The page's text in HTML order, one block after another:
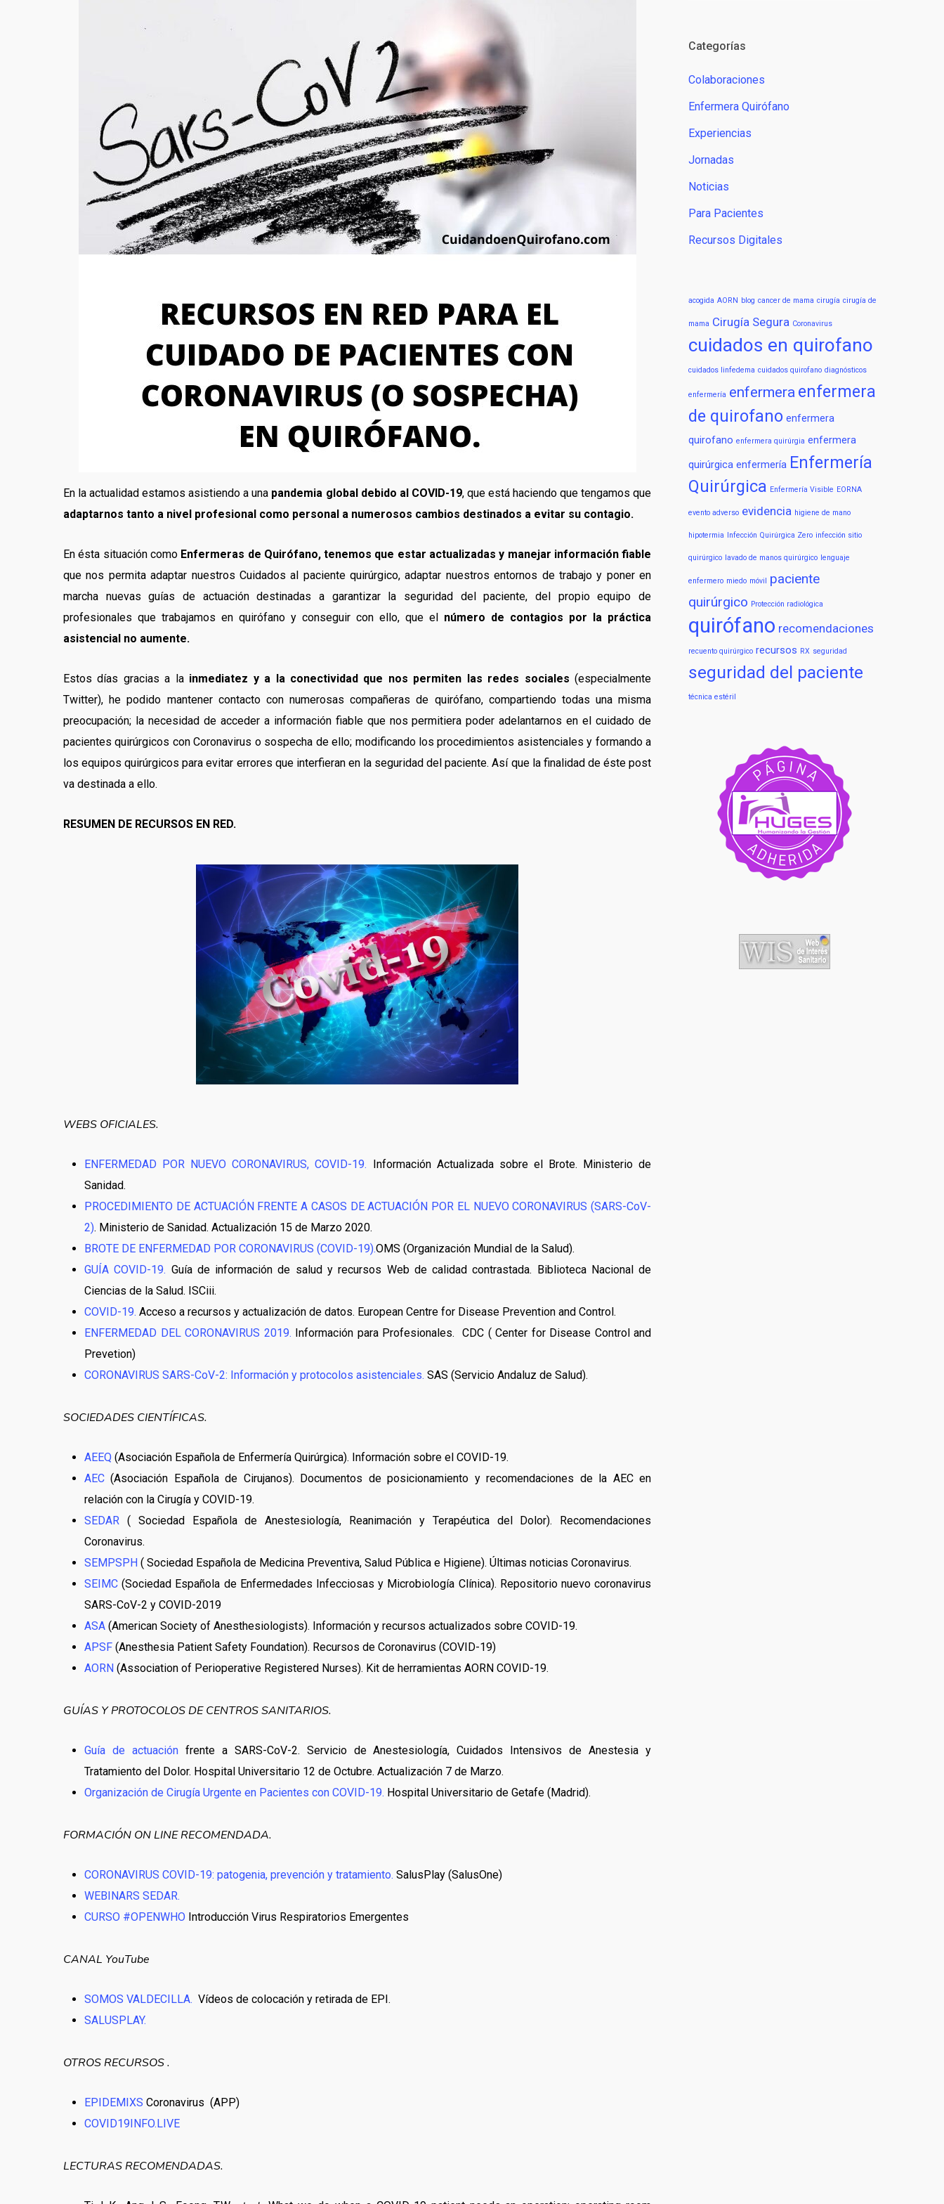
En la actualidad estamos asistiendo a una pandemia global debido al COVID-19, que está haciendo que tengamos que
adaptarnos tanto a nivel profesional como personal a numerosos cambios destinados a evitar su contagio.
En ésta situación como Enfermeras de Quirófano, tenemos que estar actualizadas y manejar información fiable
que nos permita adaptar nuestros Cuidados al paciente quirúrgico, adaptar nuestros entornos de trabajo y poner en
marcha nuevas guías de actuación destinadas a garantizar la seguridad del paciente, del propio equipo de
profesionales que trabajamos en quirófano y conseguir con ello, que el número de contagios por la práctica
asistencial no aumente.
Estos días gracias a lainmediatez y a la conectividad que nos permiten las redes sociales (especialmente
Twitter), he podido mantener contacto con numerosas compañeras de quirófano, compartiendo todas una misma
preocupación; la necesidad de acceder a información fiable que nos permitiera poder adelantarnos en el cuidado de
pacientes quirúrgicos con Coronavirus o sospecha de ello; modificando los procedimientos asistenciales y formando a
los equipos quirúrgicos para evitar errores que interfieran en la seguridad del paciente. Así que la finalidad de éste post
va destinada a ello.
RESUMEN DE RECURSOS EN RED.
WEBS OFICIALES.
ENFERMEDAD POR NUEVO CORONAVIRUS, COVID-19. Información Actualizada sobre el Brote. Ministerio de
Sanidad.
PROCEDIMIENTO DE ACTUACIÓN FRENTE A CASOS DE ACTUACIÓN POR EL NUEVO CORONAVIRUS (SARS-CoV-
2). Ministerio de Sanidad. Actualización 15 de Marzo 2020.
BROTE DE ENFERMEDAD POR CORONAVIRUS (COVID-19).OMS (Organización Mundial de la Salud).
GUÍA COVID-19. Guía de información de salud y recursos Web de calidad contrastada. Biblioteca Nacional de
Ciencias de la Salud. ISCiii.
COVID-19. Acceso a recursos y actualización de datos. European Centre for Disease Prevention and Control.
ENFERMEDAD DEL CORONAVIRUS 2019. Información para Profesionales. CDC ( Center for Disease Control and
Prevetion)
CORONAVIRUS SARS-CoV-2: Información y protocolos asistenciales. SAS (Servicio Andaluz de Salud).
SOCIEDADES CIENTÍFICAS.
AEEQ (Asociación Española de Enfermería Quirúrgica). Información sobre el COVID-19.
AEC (Asociación Española de Cirujanos). Documentos de posicionamiento y recomendaciones de la AEC en
relación con la Cirugía y COVID-19.
SEDAR ( Sociedad Española de Anestesiología, Reanimación y Terapéutica del Dolor). Recomendaciones
Coronavirus.
SEMPSPH ( Sociedad Española de Medicina Preventiva, Salud Pública e Higiene). Últimas noticias Coronavirus.
SEIMC (Sociedad Española de Enfermedades Infecciosas y Microbiología Clínica). Repositorio nuevo coronavirus
SARS-CoV-2 y COVID-2019
ASA (American Society of Anesthesiologists). Información y recursos actualizados sobre COVID-19.
APSF (Anesthesia Patient Safety Foundation). Recursos de Coronavirus (COVID-19)
AORN (Association of Perioperative Registered Nurses). Kit de herramientas AORN COVID-19.
GUÍAS Y PROTOCOLOS DE CENTROS SANITARIOS.
Guía de actuaciónfrente a SARS-CoV-2. Servicio de Anestesiología, Cuidados Intensivos de Anestesia y
Tratamiento del Dolor. Hospital Universitario 12 de Octubre. Actualización 7 de Marzo.
Organización de Cirugía Urgente en Pacientes con COVID-19. Hospital Universitario de Getafe (Madrid).
FORMACIÓN ON LINE RECOMENDADA.
CORONAVIRUS COVID-19: patogenia, prevención y tratamiento. SalusPlay (SalusOne)
WEBINARS SEDAR.
CURSO #OPENWHO Introducción Virus Respiratorios Emergentes
CANAL YouTube
SOMOS VALDECILLA. Vídeos de colocación y retirada de EPI.
SALUSPLAY.
OTROS RECURSOS .
EPIDEMIXS Coronavirus (APP)
COVID19INFO.LIVE
LECTURAS RECOMENDADAS.
Categorías
Colaboraciones
Enfermera Quirófano
Experiencias
Jornadas
Noticias
Para Pacientes
Recursos Digitales
acogida AORN blog cancer de mama cirugía cirugía de
mama Cirugía Segura Coronavirus
cuidados en quirofano
cuidados linfedema cuidados quirofano diagnósticos
enfermería enfermera enfermera
de quirofano enfermera
quirofano enfermera quirúrgia enfermera
quirúrgica enfermería Enfermería
Quirúrgica Enfermería Visible EORNA
evento adverso evidencia higiene de mano
hipotermia Infección Quirúrgica Zero infección sitio
quirúrgico lavado de manos quirúrgico lenguaje
enfermero miedo móvil paciente
quirúrgico Protección radiológica
quirófano recomendaciones
recuento quirúrgico recursos RX seguridad
seguridad del paciente
técnica estéril